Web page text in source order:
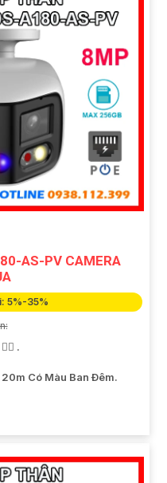
tham khảo trên các
tại các cửa hàng điện
trên sẽ giúp bạn chọn
hãng, giá rẻ và chất
hoặc cần tư vấn thêm,
cho công trình biết.
AS-PV CAMERA
5%-35%
.
Có Màu Ban Ðêm.